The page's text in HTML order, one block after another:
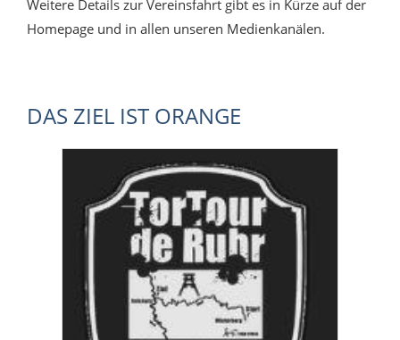
Weitere Details zur Vereinsfahrt gibt es in Kürze auf der
Homepage und in allen unseren Medienkanälen.
DAS ZIEL IST ORANGE